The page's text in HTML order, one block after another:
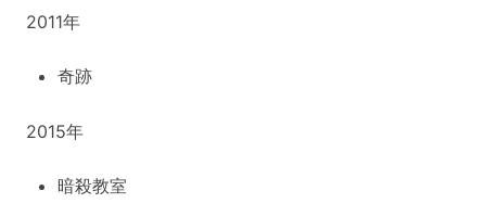
2011年
奇跡
2015年
暗殺教室